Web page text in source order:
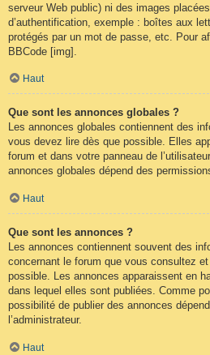
serveur Web public) ni des images
d’authentification, exemple : boîtes aux
protégés par un mot de passe, etc. Pour
BBCode [img].
Haut
Que sont les annonces globales ?
Les annonces globales contiennent des
vous devez lire dès que possible. Elles
forum et dans votre panneau de
annonces globales dépend des
Haut
Que sont les annonces ?
Les annonces contiennent souvent des
concernant le forum que vous consultez
possible. Les annonces apparaissent en
dans lequel elles sont publiées. Comme
possibilité de publier des annonces
l’administrateur.
Haut